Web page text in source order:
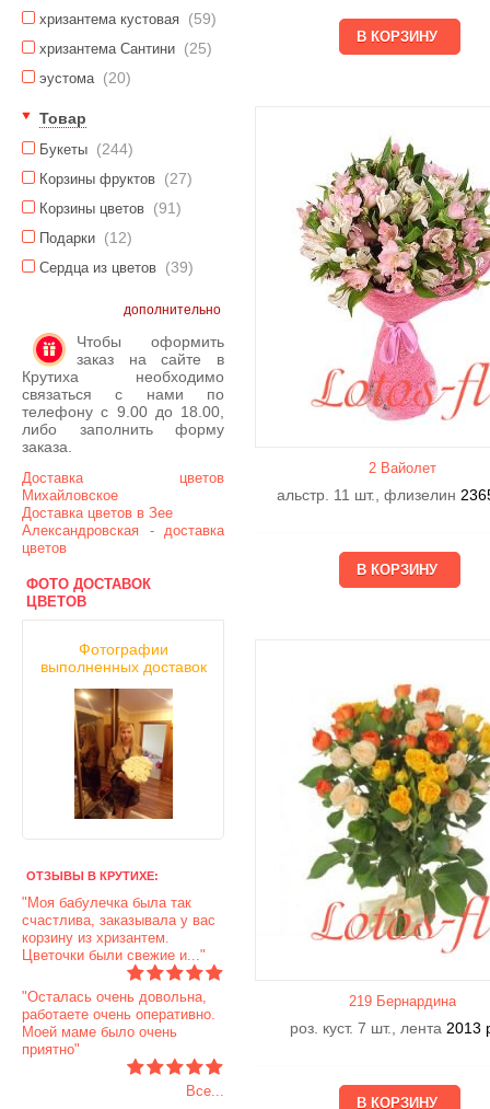
хризантема кустовая (59)
хризантема Сантини (25)
эустома (20)
Товар
Букеты (244)
Корзины фруктов (27)
Корзины цветов (91)
Подарки (12)
Сердца из цветов (39)
дополнительно
Чтобы оформить
заказ на сайте в
Крутиха необходимо
связаться с нами по
телефону с 9.00 до 18.00,
либо заполнить форму
заказа.
Доставка цветов
Михайловское
Доставка цветов в Зее
Александровская - доставка
цветов
ФОТО ДОСТАВОК
ЦВЕТОВ
Фотографии
выполненных доставок
ОТЗЫВЫ В КРУТИХЕ:
"Моя бабулечка была так
счастлива, заказывала у вас
корзину из хризантем.
Цветочки были свежие и..."
"Осталась очень довольна,
работаете очень оперативно.
Моей маме было очень
приятно"
Все...
2 Вайолет
альстр. 11 шт., флизелин
219 Бернардина
роз. куст. 7 шт., лента 2013